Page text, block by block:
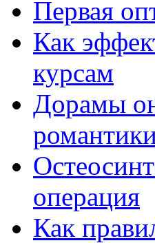
Первая
Как
курсам
Дорамы
операция
Как